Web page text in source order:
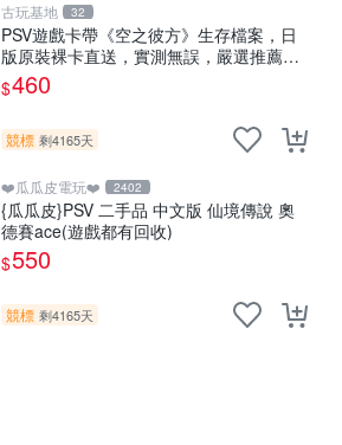
古玩基地 32
PSV遊戲卡帶《空之彼方》生存檔案，日
版原裝裸卡直送，實測無誤，嚴選推薦，
適合收藏。PSV遊戲卡帶 直營 正規 游戲
卡帶
$460
競標 剩4165天
❤️瓜瓜皮電玩❤️ 2402
{瓜瓜皮}PSV 二手品 中文版 仙境傳說 奧
德賽ace(遊戲都有回收)
$550
競標 剩4165天